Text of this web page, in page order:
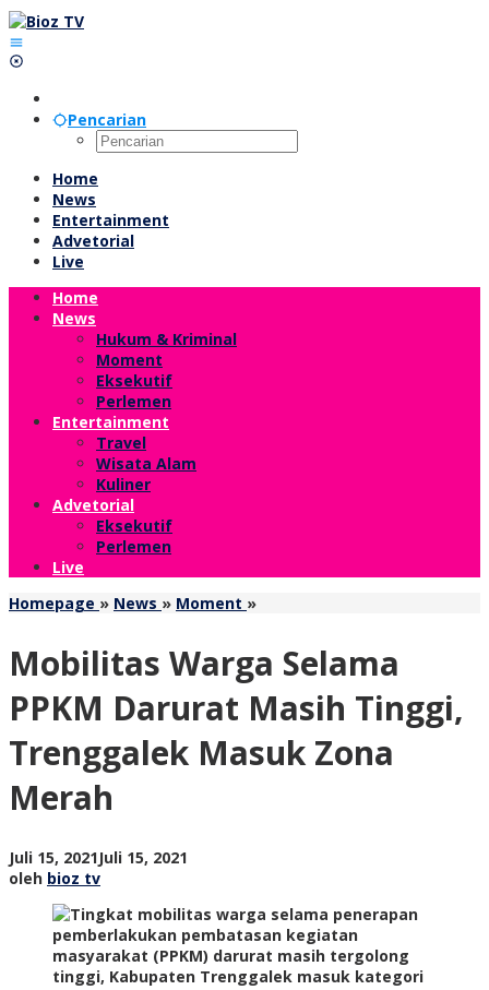
Lewati
ke
konten
Pencarian
Home
News
Entertainment
Advetorial
Live
Home
News
Hukum & Kriminal
Moment
Eksekutif
Perlemen
Entertainment
Travel
Wisata Alam
Kuliner
Advetorial
Eksekutif
Perlemen
Live
Homepage » News » Moment »Mobilitas
PPKM
Masih
Tinggi,
Trenggalek
Masuk
Mobilitas Warga Selama
PPKM Darurat Masih Tinggi,
Trenggalek Masuk Zona
Merah
Juli 15, 2021Juli 15, 2021
oleh bioz tv